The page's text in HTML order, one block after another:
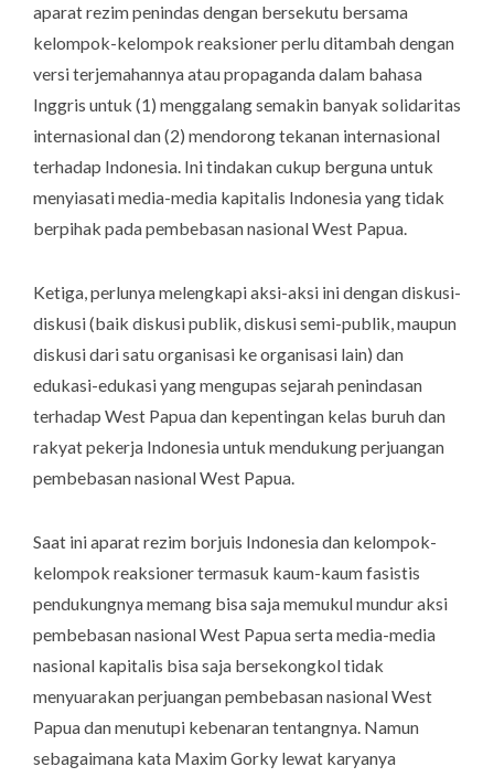
aparat rezim penindas dengan bersekutu bersama
kelompok-kelompok reaksioner perlu ditambah dengan
versi terjemahannya atau propaganda dalam bahasa
Inggris untuk (1) menggalang semakin banyak solidaritas
internasional dan (2) mendorong tekanan internasional
terhadap Indonesia. Ini tindakan cukup berguna untuk
menyiasati media-media kapitalis Indonesia yang tidak
berpihak pada pembebasan nasional West Papua.
Ketiga, perlunya melengkapi aksi-aksi ini dengan diskusi-
diskusi (baik diskusi publik, diskusi semi-publik, maupun
diskusi dari satu organisasi ke organisasi lain) dan
edukasi-edukasi yang mengupas sejarah penindasan
terhadap West Papua dan kepentingan kelas buruh dan
rakyat pekerja Indonesia untuk mendukung perjuangan
pembebasan nasional West Papua.
Saat ini aparat rezim borjuis Indonesia dan kelompok-
kelompok reaksioner termasuk kaum-kaum fasistis
pendukungnya memang bisa saja memukul mundur aksi
pembebasan nasional West Papua serta media-media
nasional kapitalis bisa saja bersekongkol tidak
menyuarakan perjuangan pembebasan nasional West
Papua dan menutupi kebenaran tentangnya. Namun
sebagaimana kata Maxim Gorky lewat karyanya